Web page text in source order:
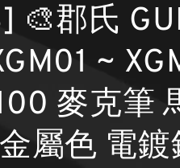
🎨郡氏
~
麥克筆
屬色 電鍍